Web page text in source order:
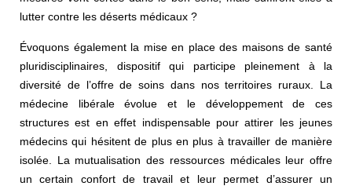
lutter contre les déserts médicaux ?
Évoquons également la mise en place des maisons de santé
pluridisciplinaires, dispositif qui participe pleinement à la
diversité de l’offre de soins dans nos territoires ruraux. La
médecine libérale évolue et le développement de ces
structures est en effet indispensable pour attirer les jeunes
médecins qui hésitent de plus en plus à travailler de manière
isolée. La mutualisation des ressources médicales leur offre
un certain confort de travail et leur permet d’assurer un